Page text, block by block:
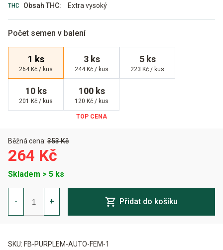
Obsah THC:
Extra vysoký
Počet semen v balení
1 ks
264 Kč / kus
3 ks
244 Kč / kus
5 ks
223 Kč / kus
10 ks
201 Kč / kus
100 ks
120 Kč / kus
Běžná cena: 353 Kč
264 Kč
Skladem > 5 ks
-
Purple
Lemonade
Auto
Feminizovaná
+ Přidat do košíku
SKU: FB-PURPLEM-AUTO-FEM-1